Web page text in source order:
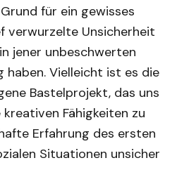
für ein gewisses
verwurzelte Unsicherheit
jener unbeschwerten
haben. Vielleicht ist es die
Bastelprojekt, das uns
Fähigkeiten zu
Erfahrung des ersten
Situationen unsicher